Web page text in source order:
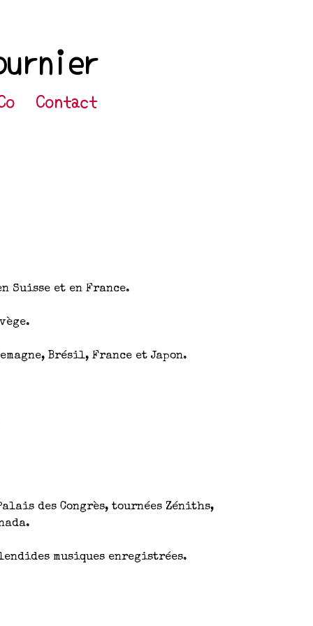
Contact
Suisse et en France.
Brésil, France et Japon.
des Congrès, tournées Zéniths,
musiques enregistrées.